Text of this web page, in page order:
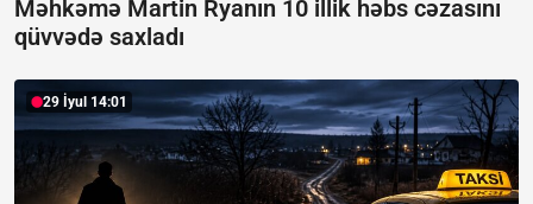
Məhkəmə Martin Ryanın 10 illik həbs cəzasını
qüvvədə saxladı
29 İyul 14:01